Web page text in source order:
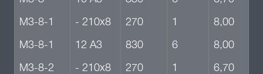
М3-8-1
- 210х8 270 1
8,00
М3-8-1
12 А3 830 6
8,00
М3-8-2
- 210х8 270 1
6,70